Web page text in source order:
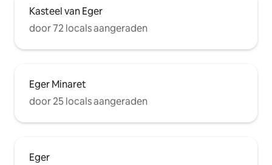
Kasteel van Eger
door 72 locals aangeraden
Eger Minaret
door 25 locals aangeraden
Eger